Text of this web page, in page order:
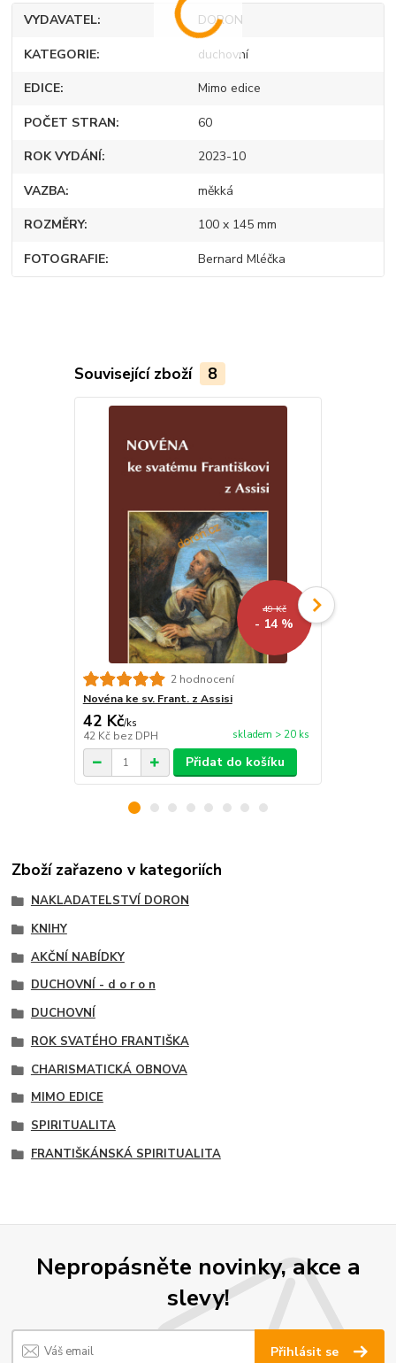
VYDAVATEL DORON
KATEGORIE duchovní
EDICE Mimo edice
POČET STRAN 60
ROK VYDÁNÍ 2023-10
VAZBA měkká
ROZMĚRY 100 x 145 mm
FOTOGRAFIE Bernard Mléčka
Související zboží 8
49 Kč
- 14 %
2 hodnocení
Novéna ke sv. Frant. z Assisi
42 Kč/ks
42 Kč bez DPH skladem > 20 ks
Přidat do košíku
Zboží zařazeno v kategoriích
NAKLADATELSTVÍ DORON
KNIHY
AKČNÍ NABÍDKY
DUCHOVNÍ - d o r o n
DUCHOVNÍ
ROK SVATÉHO FRANTIŠKA
CHARISMATICKÁ OBNOVA
MIMO EDICE
SPIRITUALITA
FRANTIŠKÁNSKÁ SPIRITUALITA
Nepropásněte novinky, akce a
slevy!
Přihlásit se